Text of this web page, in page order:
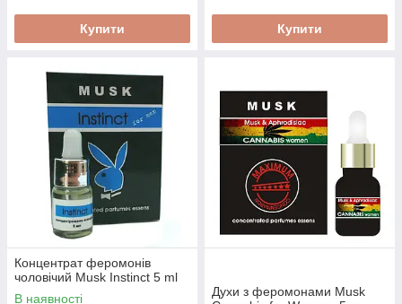
Купити Купити
Концентрат феромонів
чоловічий Musk Instinct 5 ml
В наявності
Духи з феромонами Musk